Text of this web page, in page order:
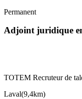
Permanent
Adjoint juridique
TOTEM Recruteur de
Laval(9,4km)